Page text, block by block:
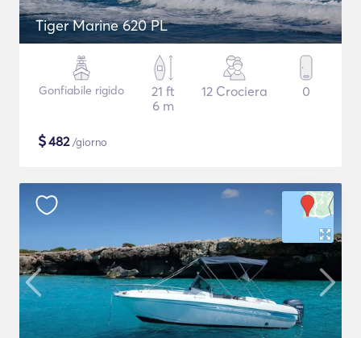
Tiger Marine 620 PL
Gonfiabile rigido
21 ft
6 m
12 Crociera 0
$482/giorno